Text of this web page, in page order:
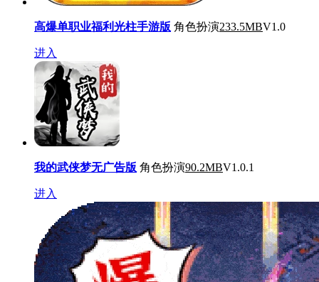
高爆单职业福利光柱手游版 角色扮演233.5MBV1.0
进入
我的武侠梦无广告版 角色扮演90.2MBV1.0.1
进入